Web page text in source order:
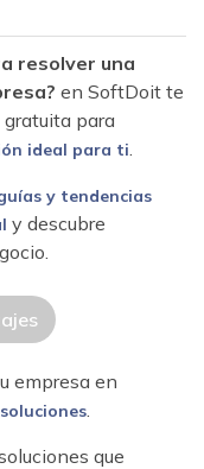
resolver una
en SoftDoit te
para
ideal para ti
y tendencias
y descubre
empresa en
que